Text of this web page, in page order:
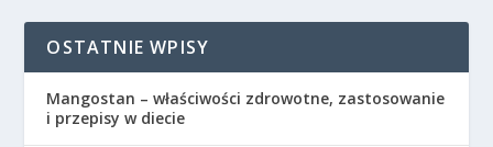
OSTATNIE WPISY
Mangostan – właściwości zdrowotne, zastosowanie
i przepisy w diecie